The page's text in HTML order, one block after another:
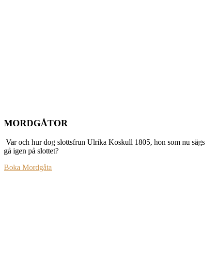
MORDGÅTOR
Var och hur dog slottsfrun Ulrika Koskull 1805, hon som nu sägs
gå igen på slottet?
Boka Mordgåta